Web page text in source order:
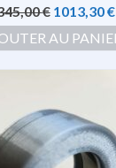
€ Le
prix
initial
1013,30€
AU